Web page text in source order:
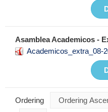
Asamblea Academicos -
Academicos_extra_08-
Ordering